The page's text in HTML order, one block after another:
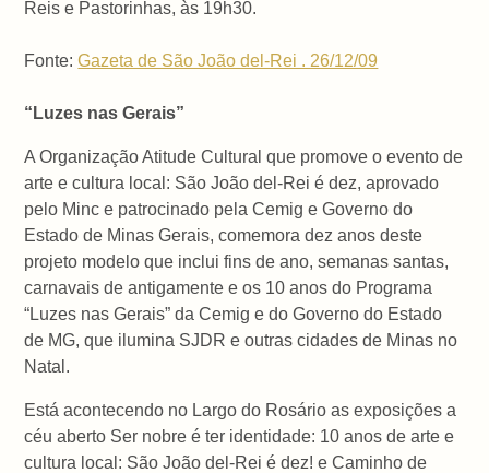
Reis e Pastorinhas, às 19h30.
Fonte:Gazeta de São João del-Rei . 26/12/09
“Luzes nas Gerais”
A Organização Atitude Cultural que promove o evento de
arte e cultura local: São João del-Rei é dez, aprovado
pelo Minc e patrocinado pela Cemig e Governo do
Estado de Minas Gerais, comemora dez anos deste
projeto modelo que inclui fins de ano, semanas santas,
carnavais de antigamente e os 10 anos do Programa
“Luzes nas Gerais” da Cemig e do Governo do Estado
de MG, que ilumina SJDR e outras cidades de Minas no
Natal.
Está acontecendo no Largo do Rosário as exposições a
céu aberto Ser nobre é ter identidade: 10 anos de arte e
cultura local: São João del-Rei é dez! e Caminho de